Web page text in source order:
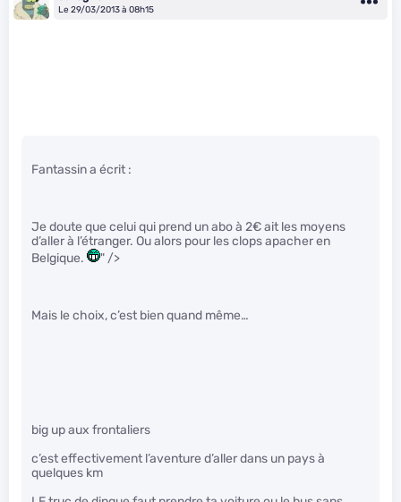
Le 29/03/2013 à 08h15
Fantassin a écrit :
Je doute que celui qui prend un abo à 2€ ait les moyens
d’aller à l’étranger. Ou alors pour les clops apacher en
Belgique.
" />
Mais le choix, c’est bien quand même…
big up aux frontaliers
c’est effectivement l’aventure d’aller dans un pays à
quelques km